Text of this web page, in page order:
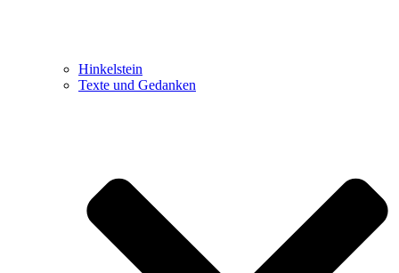
Hinkelstein
Texte und Gedanken